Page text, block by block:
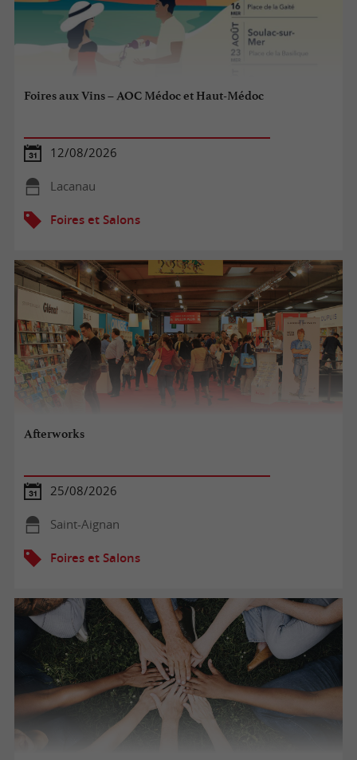
Foires aux Vins – AOC Médoc et Haut-Médoc
12/08/2026
Lacanau
Foires et Salons
Afterworks
25/08/2026
Saint-Aignan
Foires et Salons